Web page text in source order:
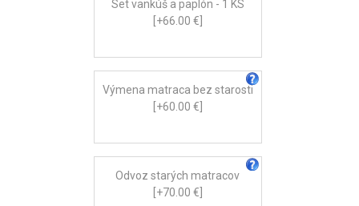
Set vankúš a paplón - 1 KS
[+66.00 €]
Výmena matraca bez starosti
[+60.00 €]
Odvoz starých matracov
[+70.00 €]